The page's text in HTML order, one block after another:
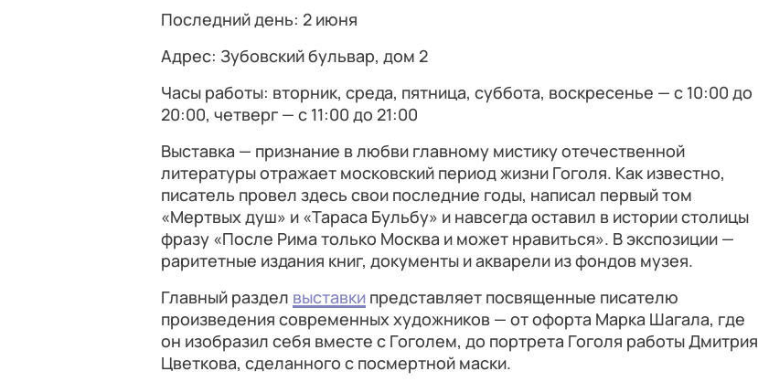
Последний день: 2 июня
Адрес: Зубовский бульвар, дом 2
Часы работы: вторник, среда, пятница, суббота, воскресенье — с 10:00 до
20:00, четверг — с 11:00 до 21:00
Выставка — признание в любви главному мистику отечественной
литературы отражает московский период жизни Гоголя. Как известно,
писатель провел здесь свои последние годы, написал первый том
«Мертвых душ» и «Тараса Бульбу» и навсегда оставил в истории столицы
фразу «После Рима только Москва и может нравиться». В экспозиции —
раритетные издания книг, документы и акварели из фондов музея.
Главный раздел выставки представляет посвященные писателю
произведения современных художников — от офорта Марка Шагала, где
он изобразил себя вместе с Гоголем, до портрета Гоголя работы Дмитрия
Цветкова, сделанного с посмертной маски.